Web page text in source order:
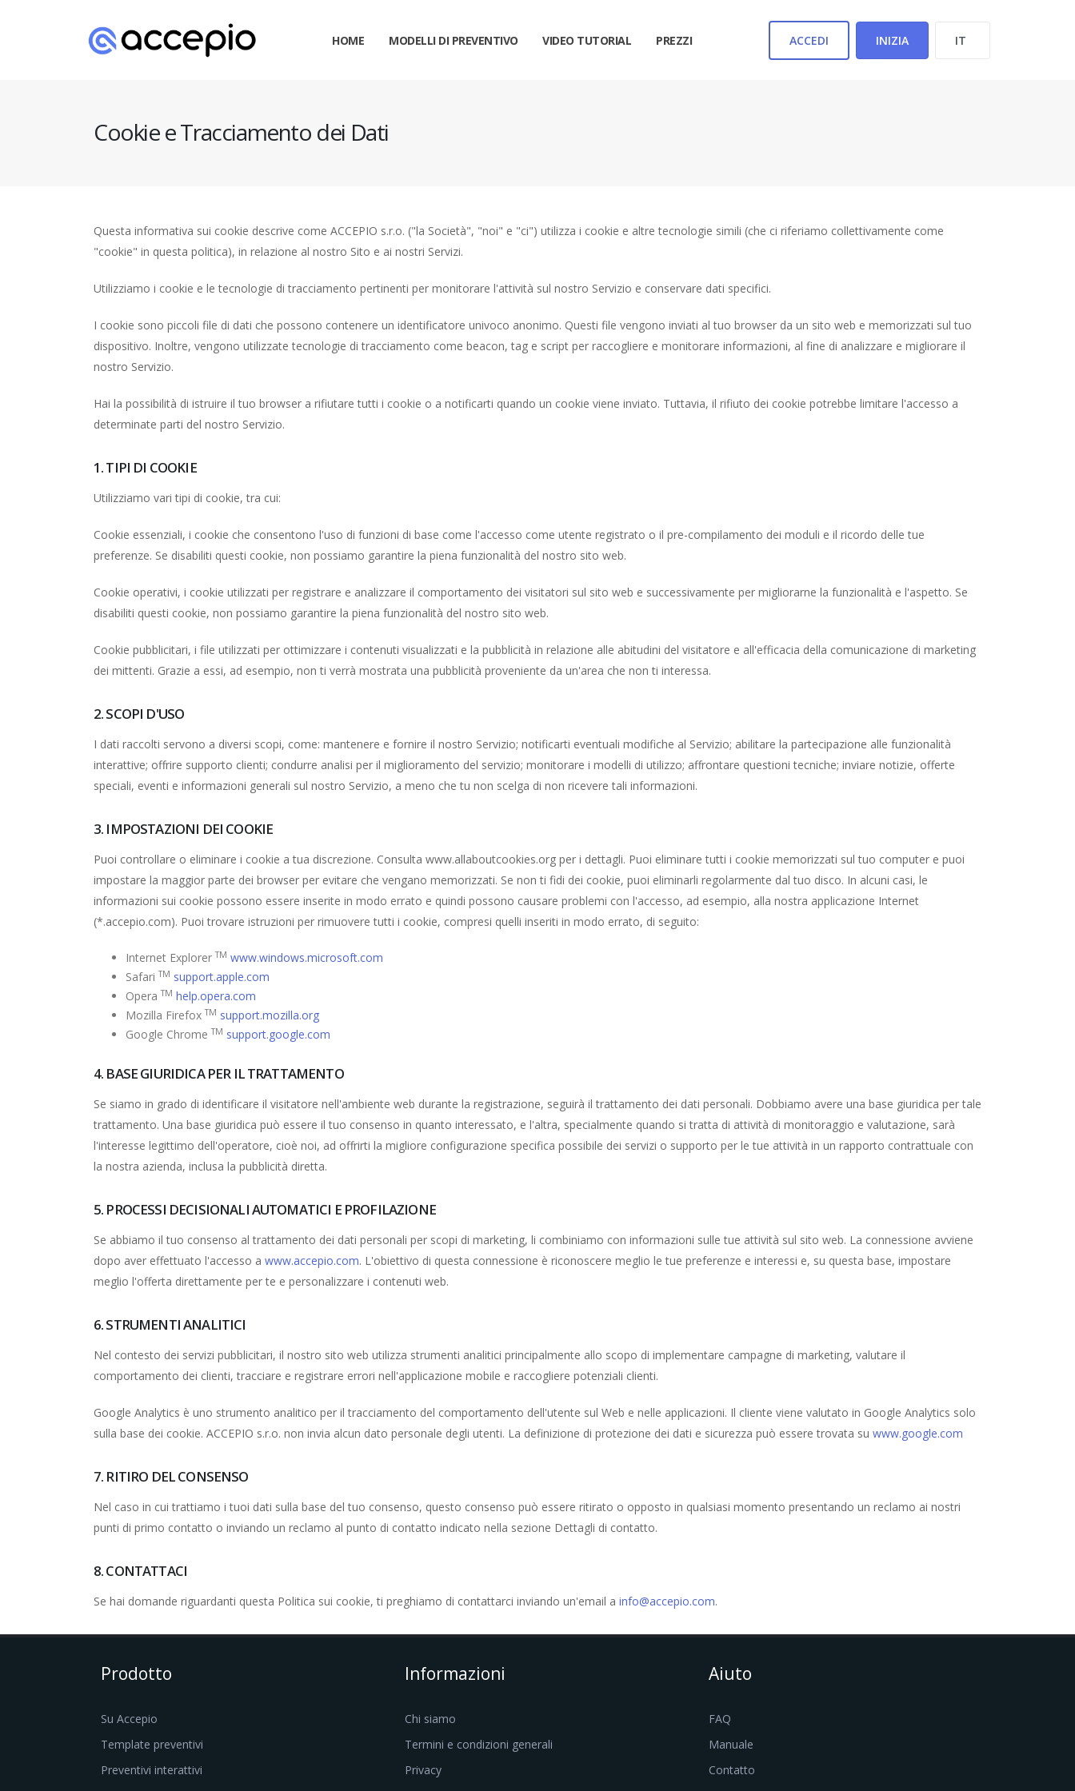
HOME MODELLI DI PREVENTIVO VIDEO TUTORIAL PREZZI ACCEDI INIZIA
Cookie e Tracciamento dei Dati
Questa informativa sui cookie descrive come ACCEPIO s.r.o. ("la Società", "noi" e "ci") utilizza i cookie e altre tecnologie simili (che ci riferiamo collettivamente come
"cookie" in questa politica), in relazione al nostro Sito e ai nostri Servizi.
Utilizziamo i cookie e le tecnologie di tracciamento pertinenti per monitorare l'attività sul nostro Servizio e conservare dati specifici.
I cookie sono piccoli file di dati che possono contenere un identificatore univoco anonimo. Questi file vengono inviati al tuo browser da un sito web e memorizzati sul tuo
dispositivo. Inoltre, vengono utilizzate tecnologie di tracciamento come beacon, tag e script per raccogliere e monitorare informazioni, al fine di analizzare e migliorare il
nostro Servizio.
Hai la possibilità di istruire il tuo browser a rifiutare tutti i cookie o a notificarti quando un cookie viene inviato. Tuttavia, il rifiuto dei cookie potrebbe limitare l'accesso a
determinate parti del nostro Servizio.
1. TIPI DI COOKIE
Utilizziamo vari tipi di cookie, tra cui:
Cookie essenziali, i cookie che consentono l'uso di funzioni di base come l'accesso come utente registrato o il pre-compilamento dei moduli e il ricordo delle tue
preferenze. Se disabiliti questi cookie, non possiamo garantire la piena funzionalità del nostro sito web.
Cookie operativi, i cookie utilizzati per registrare e analizzare il comportamento dei visitatori sul sito web e successivamente per migliorarne la funzionalità e l'aspetto. Se
disabiliti questi cookie, non possiamo garantire la piena funzionalità del nostro sito web.
Cookie pubblicitari, i file utilizzati per ottimizzare i contenuti visualizzati e la pubblicità in relazione alle abitudini del visitatore e all'efficacia della comunicazione di marketing
dei mittenti. Grazie a essi, ad esempio, non ti verrà mostrata una pubblicità proveniente da un'area che non ti interessa.
2. SCOPI D'USO
I dati raccolti servono a diversi scopi, come: mantenere e fornire il nostro Servizio; notificarti eventuali modifiche al Servizio; abilitare la partecipazione alle funzionalità
interattive; offrire supporto clienti; condurre analisi per il miglioramento del servizio; monitorare i modelli di utilizzo; affrontare questioni tecniche; inviare notizie, offerte
speciali, eventi e informazioni generali sul nostro Servizio, a meno che tu non scelga di non ricevere tali informazioni.
3. IMPOSTAZIONI DEI COOKIE
Puoi controllare o eliminare i cookie a tua discrezione. Consulta www.allaboutcookies.org per i dettagli. Puoi eliminare tutti i cookie memorizzati sul tuo computer e puoi
impostare la maggior parte dei browser per evitare che vengano memorizzati. Se non ti fidi dei cookie, puoi eliminarli regolarmente dal tuo disco. In alcuni casi, le
informazioni sui cookie possono essere inserite in modo errato e quindi possono causare problemi con l'accesso, ad esempio, alla nostra applicazione Internet
(*.accepio.com). Puoi trovare istruzioni per rimuovere tutti i cookie, compresi quelli inseriti in modo errato, di seguito:
Internet ExplorerTM www.windows.microsoft.com
SafariTM support.apple.com
OperaTM help.opera.com
Mozilla FirefoxTM support.mozilla.org
Google ChromeTM support.google.com
4. BASE GIURIDICA PER IL TRATTAMENTO
Se siamo in grado di identificare il visitatore nell'ambiente web durante la registrazione, seguirà il trattamento dei dati personali. Dobbiamo avere una base giuridica per tale
trattamento. Una base giuridica può essere il tuo consenso in quanto interessato, e l'altra, specialmente quando si tratta di attività di monitoraggio e valutazione, sarà
l'interesse legittimo dell'operatore, cioè noi, ad offrirti la migliore configurazione specifica possibile dei servizi o supporto per le tue attività in un rapporto contrattuale con
la nostra azienda, inclusa la pubblicità diretta.
5. PROCESSI DECISIONALI AUTOMATICI E PROFILAZIONE
Se abbiamo il tuo consenso al trattamento dei dati personali per scopi di marketing, li combiniamo con informazioni sulle tue attività sul sito web. La connessione avviene
dopo aver effettuato l'accesso a www.accepio.com. L'obiettivo di questa connessione è riconoscere meglio le tue preferenze e interessi e, su questa base, impostare
meglio l'offerta direttamente per te e personalizzare i contenuti web.
6. STRUMENTI ANALITICI
Nel contesto dei servizi pubblicitari, il nostro sito web utilizza strumenti analitici principalmente allo scopo di implementare campagne di marketing, valutare il
comportamento dei clienti, tracciare e registrare errori nell'applicazione mobile e raccogliere potenziali clienti.
Google Analytics è uno strumento analitico per il tracciamento del comportamento dell'utente sul Web e nelle applicazioni. Il cliente viene valutato in Google Analytics solo
sulla base dei cookie. ACCEPIO s.r.o. non invia alcun dato personale degli utenti. La definizione di protezione dei dati e sicurezza può essere trovata su www.google.com
7. RITIRO DEL CONSENSO
Nel caso in cui trattiamo i tuoi dati sulla base del tuo consenso, questo consenso può essere ritirato o opposto in qualsiasi momento presentando un reclamo ai nostri
punti di primo contatto o inviando un reclamo al punto di contatto indicato nella sezione Dettagli di contatto.
8. CONTATTACI
Se hai domande riguardanti questa Politica sui cookie, ti preghiamo di contattarci inviando un'email a info@accepio.com.
Prodotto
Su Accepio
Template preventivi
Preventivi interattivi
Informazioni
Chi siamo
Termini e condizioni generali
Privacy
Aiuto
FAQ
Manuale
Contatto